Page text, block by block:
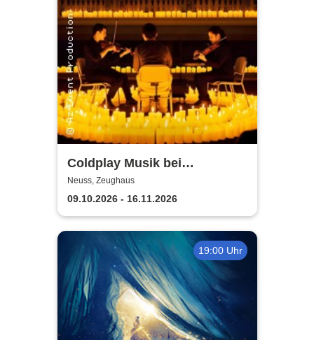
Coldplay Musik bei
Kerzenschein
Neuss, Zeughaus
09.10.2026 - 16.11.2026
19:00 Uhr